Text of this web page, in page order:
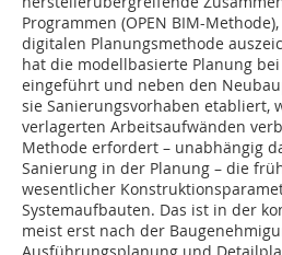
Programmen (OPEN BIM-
digitalen Planungsmethode
hat die modellbasierte Planung
eingeführt und neben den
sie Sanierungsvorhaben etabliert,
verlagerten Arbeitsaufwänden
Methode erfordert – unabhängig
Sanierung in der Planung – die
wesentlicher
Systemaufbauten. Das ist in der
meist erst nach der